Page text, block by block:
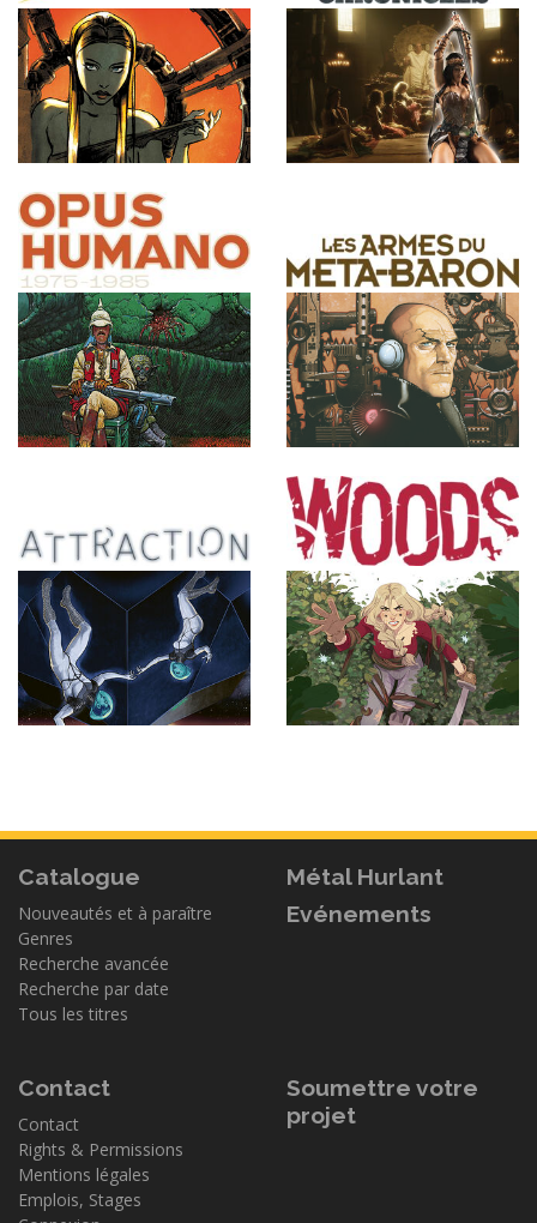
Catalogue
Nouveautés et à paraître
Genres
Recherche avancée
Recherche par date
Tous les titres
Métal Hurlant
Evénements
Contact
Contact
Rights & Permissions
Mentions légales
Emplois, Stages
Soumettre votre
projet